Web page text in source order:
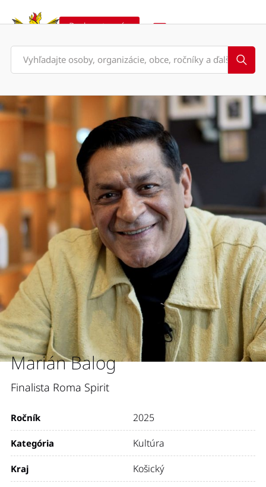
Podporte nás
Marián Balog
Finalista Roma Spirit
Ročník 2025
Kategória Kultúra
Kraj Košický